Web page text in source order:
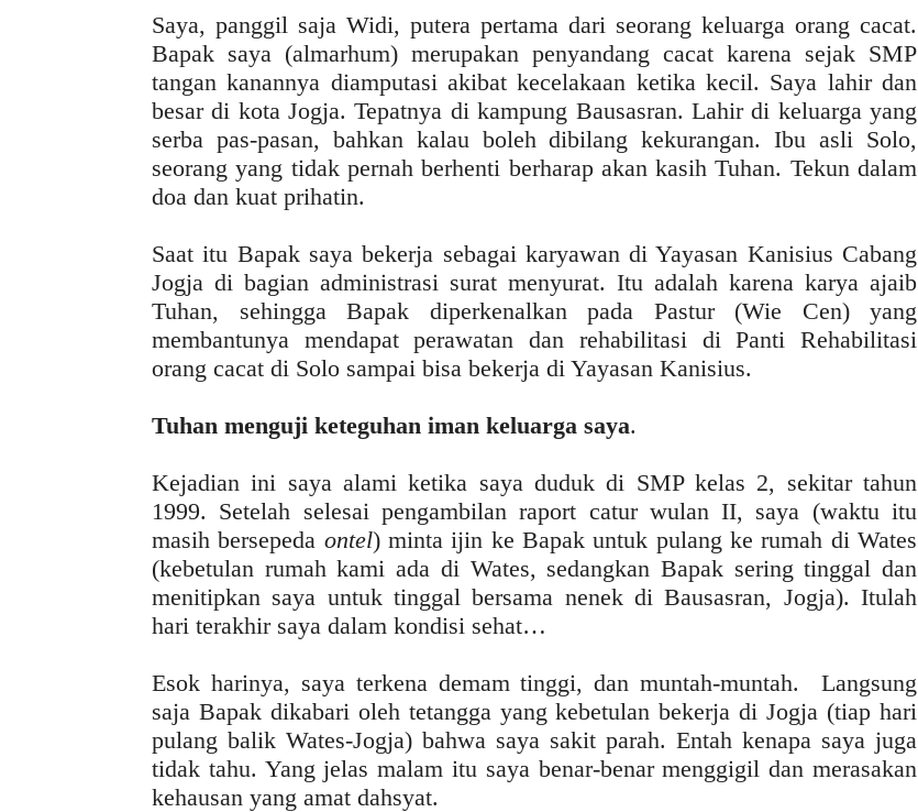
Saya, panggil saja Widi, putera pertama dari seorang keluarga orang cacat.
Bapak saya (almarhum) merupakan penyandang cacat karena sejak SMP
tangan kanannya diamputasi akibat kecelakaan ketika kecil. Saya lahir dan
besar di kota Jogja. Tepatnya di kampung Bausasran. Lahir di keluarga yang
serba pas-pasan, bahkan kalau boleh dibilang kekurangan. Ibu asli Solo,
seorang yang tidak pernah berhenti berharap akan kasih Tuhan. Tekun dalam
doa dan kuat prihatin.
Saat itu Bapak saya bekerja sebagai karyawan di Yayasan Kanisius Cabang
Jogja di bagian administrasi surat menyurat. Itu adalah karena karya ajaib
Tuhan, sehingga Bapak diperkenalkan pada Pastur (Wie Cen) yang
membantunya mendapat perawatan dan rehabilitasi di Panti Rehabilitasi
orang cacat di Solo sampai bisa bekerja di Yayasan Kanisius.
Tuhan menguji keteguhan iman keluarga saya.
Kejadian ini saya alami ketika saya duduk di SMP kelas 2, sekitar tahun
1999. Setelah selesai pengambilan raport catur wulan II, saya (waktu itu
masih bersepeda ontel) minta ijin ke Bapak untuk pulang ke rumah di Wates
(kebetulan rumah kami ada di Wates, sedangkan Bapak sering tinggal dan
menitipkan saya untuk tinggal bersama nenek di Bausasran, Jogja). Itulah
hari terakhir saya dalam kondisi sehat…
Esok harinya, saya terkena demam tinggi, dan muntah-muntah. Langsung
saja Bapak dikabari oleh tetangga yang kebetulan bekerja di Jogja (tiap hari
pulang balik Wates-Jogja) bahwa saya sakit parah. Entah kenapa saya juga
tidak tahu. Yang jelas malam itu saya benar-benar menggigil dan merasakan
kehausan yang amat dahsyat.